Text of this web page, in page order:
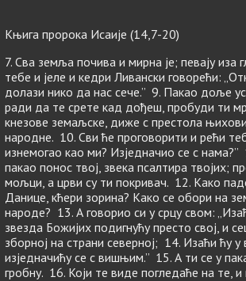
Књига пророка Исаије (14,7-20)
7. Сва земља почива и мирна је; певају иза
тебе и јеле и кедри Ливански говорећи:
долази нико да нас сече.” 9. Пакао доље
ради да те срете кад дођеш, пробуди ти
кнезове земаљске, диже с престола
народне. 10. Сви ће проговорити и рећи
изнемогао као ми? Изједначио се с нама?”
пакао понос твој, звека псалтира твојих;
мољци, а црви су ти покривач. 12. Како
Данице, кћери зорина? Како се обори на
народе? 13. А говорио си у срцу свом:
звезда Божијих подигнућу престо свој, и
зборној на страни северној; 14. Изаћи ћу
изједначићу се с вишњим.” 15. А ти се у
гробну. 16. Који те виде погледаће на те, и